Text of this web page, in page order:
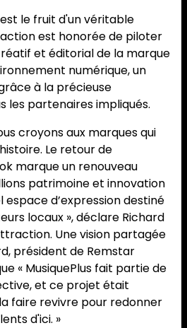
le fruit d'un véritable
est honorée de piloter
et éditorial de la marque
numérique, un
à la précieuse
les partenaires impliqués.
croyons aux marques qui
Le retour de
marque un renouveau
patrimoine et innovation
d’expression destiné
locaux », déclare Richard
Une vision partagée
président de Remstar
« MusiquePlus fait partie de
et ce projet était
faire revivre pour redonner
d'ici. »